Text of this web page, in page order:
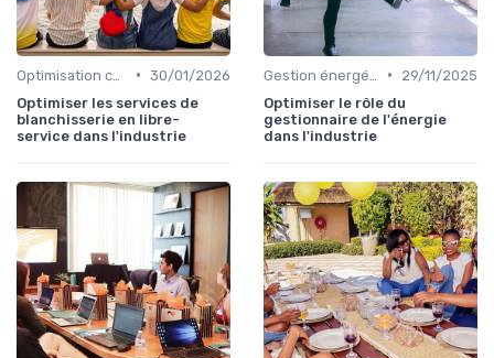
• 30/01/2026
Optimiser les services de
blanchisserie en libre-
service dans l'industrie
•
29/11/2025
Optimiser le rôle du
gestionnaire de l'énergie
dans l'industrie